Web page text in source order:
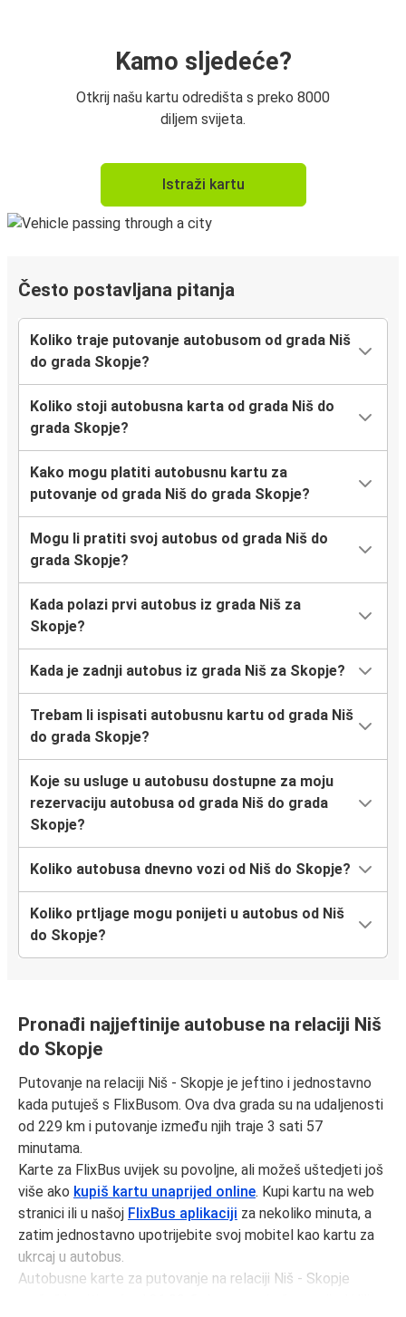
Kamo sljedeće?
Otkrij našu kartu odredišta s preko 8000
diljem svijeta.
Istraži kartu
Često postavljana pitanja
Koliko traje putovanje autobusom od grada Niš
do grada Skopje?
Koliko stoji autobusna karta od grada Niš do
grada Skopje?
Kako mogu platiti autobusnu kartu za
putovanje od grada Niš do grada Skopje?
Mogu li pratiti svoj autobus od grada Niš do
grada Skopje?
Kada polazi prvi autobus iz grada Niš za
Skopje?
Kada je zadnji autobus iz grada Niš za Skopje?
Trebam li ispisati autobusnu kartu od grada Niš
do grada Skopje?
Koje su usluge u autobusu dostupne za moju
rezervaciju autobusa od grada Niš do grada
Skopje?
Koliko autobusa dnevno vozi od Niš do Skopje?
Koliko prtljage mogu ponijeti u autobus od Niš
do Skopje?
Pronađi najjeftinije autobuse na relaciji Niš
do Skopje
Putovanje na relaciji Niš - Skopje je jeftino i jednostavno
kada putuješ s FlixBusom. Ova dva grada su na udaljenosti
od 229 km i putovanje između njih traje 3 sati 57
minutama.
Karte za FlixBus uvijek su povoljne, ali možeš uštedjeti još
više ako kupiš kartu unaprijed online. Kupi kartu na web
stranici ili u našoj FlixBus aplikaciji za nekoliko minuta, a
zatim jednostavno upotrijebite svoj mobitel kao kartu za
ukrcaj u autobus.
Autobusne karte za putovanje na relaciji Niš - Skopje